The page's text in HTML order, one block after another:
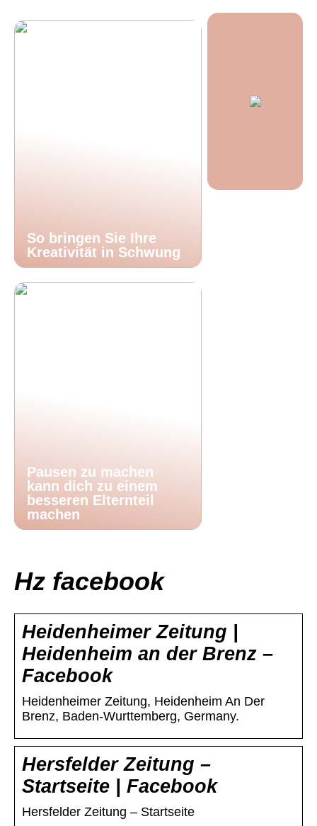
So bringen Sie Ihre
Kreativität in Schwung
Pausen zu machen
kann dich zu einem
besseren Elternteil
machen
Hz facebook
Heidenheimer Zeitung |
Heidenheim an der Brenz –
Facebook
Heidenheimer Zeitung, Heidenheim An Der
Brenz, Baden-Wurttemberg, Germany.
Hersfelder Zeitung –
Startseite | Facebook
Hersfelder Zeitung – Startseite